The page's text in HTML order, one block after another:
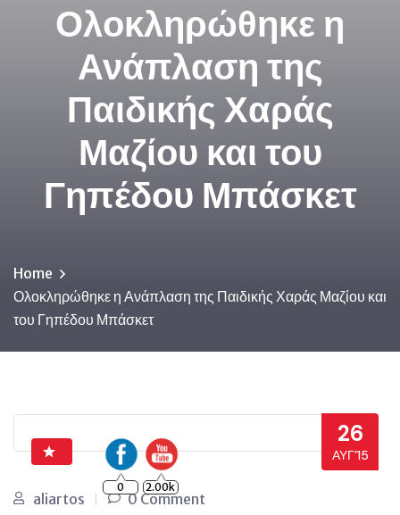
Ολοκληρώθηκε η
Ανάπλαση της
Παιδικής Χαράς
Μαζίου και του
Γηπέδου Μπάσκετ
Home
Ολοκληρώθηκε η Ανάπλαση της Παιδικής Χαράς Μαζίου και
του Γηπέδου Μπάσκετ
26
ΑΥΓ’15
aliartos 0 Comment
0 2.00k